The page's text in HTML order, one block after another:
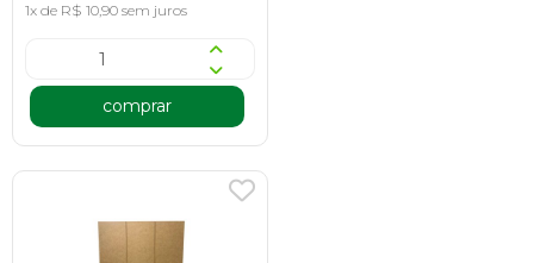
1x de R$ 10,90 sem juros
comprar